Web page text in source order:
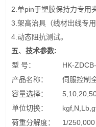
2.单pin于塑胶保持力专用
3.架高治具（线材出线专用
4.动态阻抗测试。
五、技术参数:
型 号： HK-
产品名称：
伺服控制
容量选择：
单位切换：
荷重分解度： 1/250,000